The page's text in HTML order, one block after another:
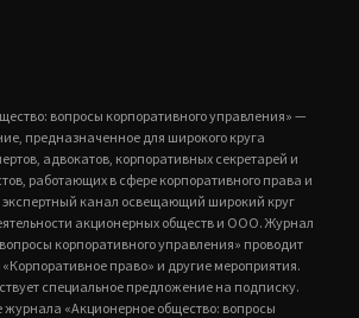
вопросы корпоративного управления» —
предназначенное для широкого круга
адвокатов, корпоративных секретарей и
работающих в сфере корпоративного права и
канал освещающий широкий круг
акционерных обществ и ООО. Журнал
корпоративного управления» проводит
право» и другие мероприятия.
специальное предложение на подписку.
«Акционерное общество: вопросы